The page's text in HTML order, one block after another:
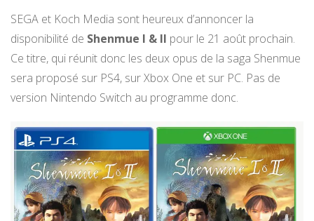
SEGA et Koch Media sont heureux d’annoncer la
disponibilité de Shenmue I & II pour le 21 août prochain.
Ce titre, qui réunit donc les deux opus de la saga Shenmue
sera proposé sur PS4, sur Xbox One et sur PC. Pas de
version Nintendo Switch au programme donc.